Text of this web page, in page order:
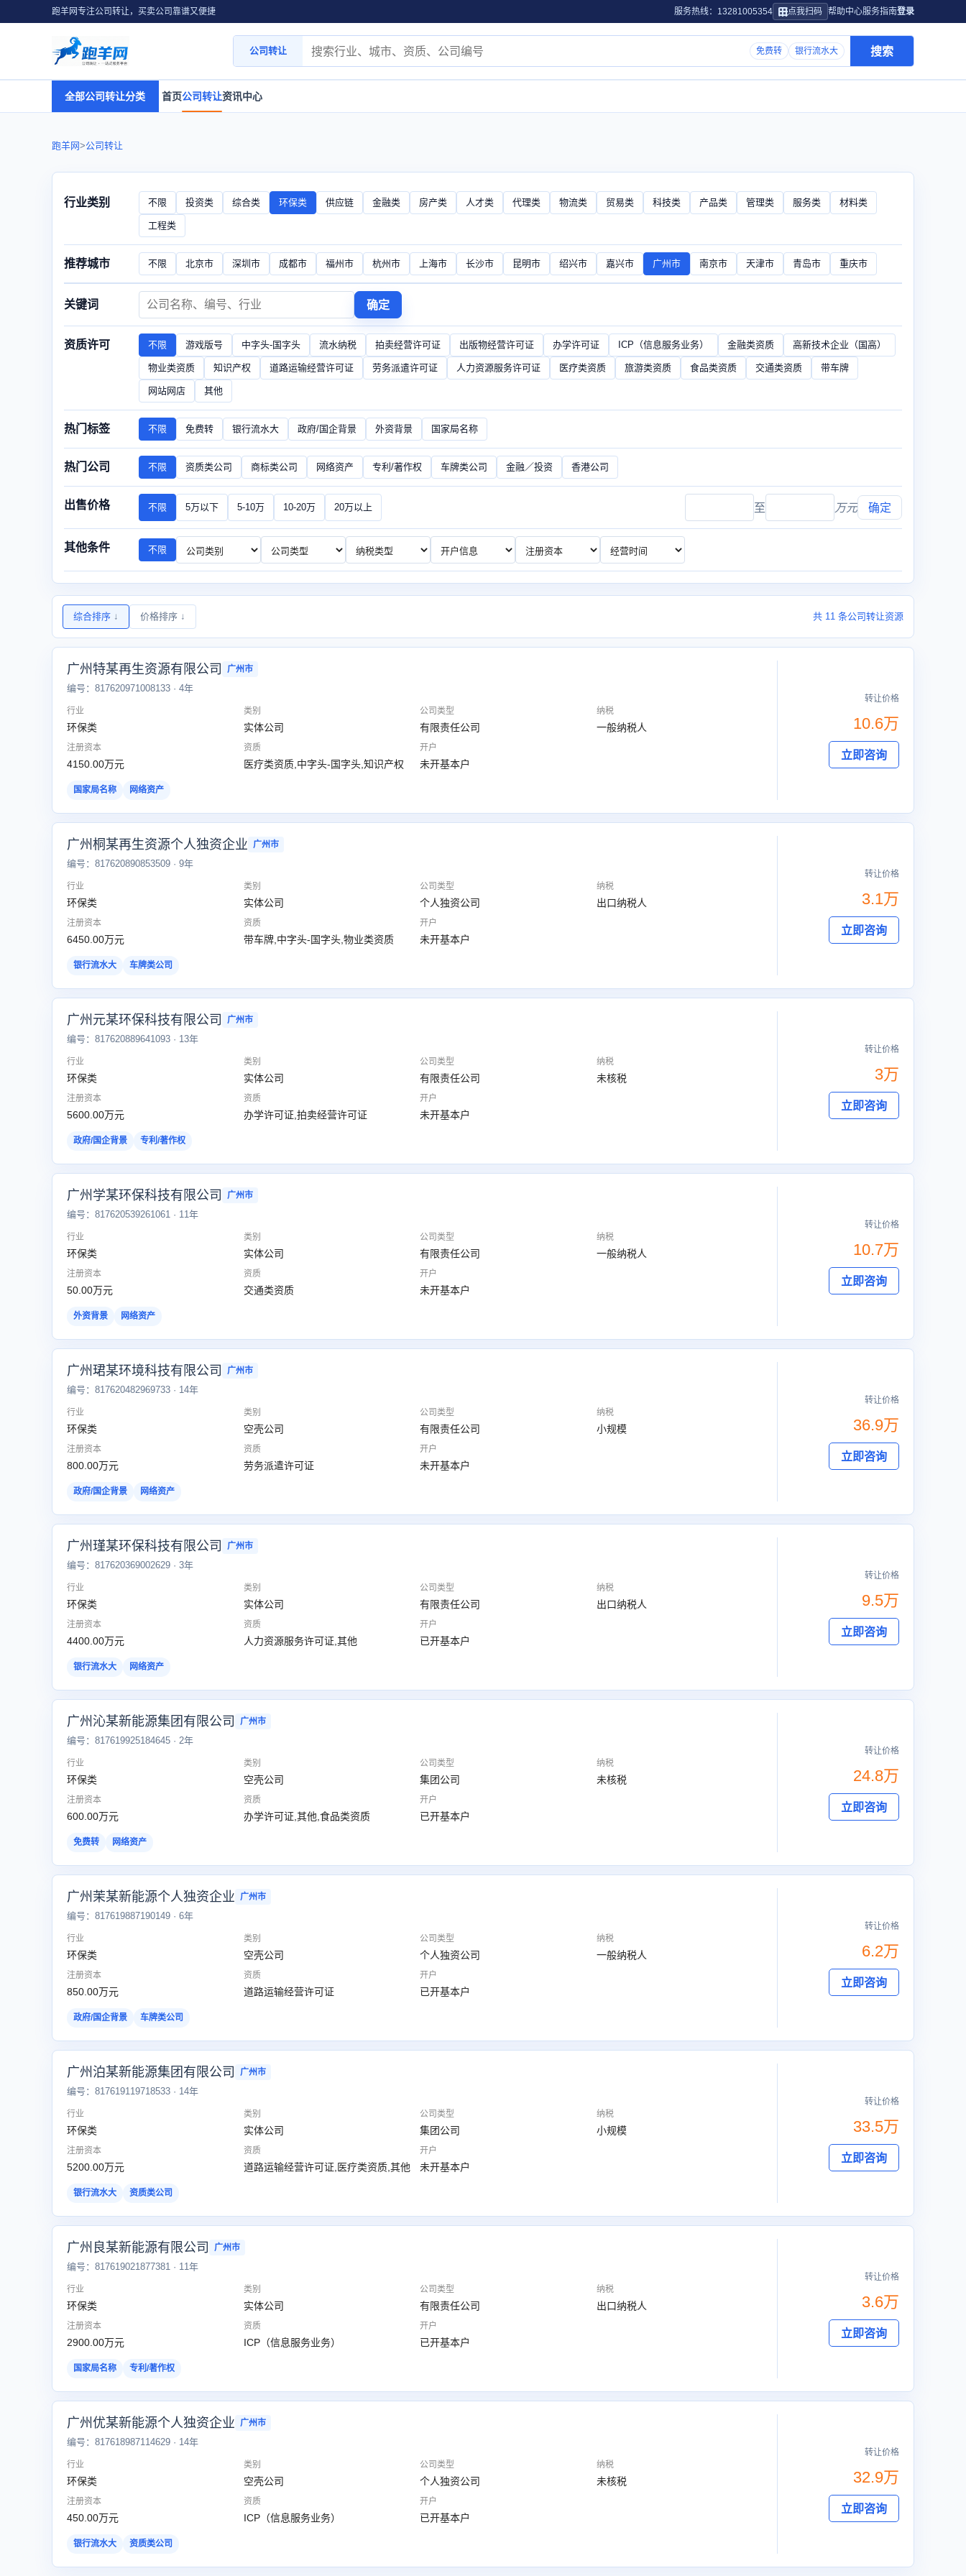
跑羊网专注公司转让，买卖公司靠谱又便捷 服务热线：13281005354 点我扫码 帮助中心服务指南登录
公司转让 免费转 银行流水大 搜索
全部公司转让分类 首页公司转让资讯中心
跑羊网>公司转让
行业类别 不限 投资类 综合类 环保类 供应链 金融类 房产类 人才类 代理类 物流类 贸易类 科技类 产品类 管理类 服务类 材料类
工程类
推荐城市 不限 北京市 深圳市 成都市 福州市 杭州市 上海市 长沙市 昆明市 绍兴市 嘉兴市 广州市 南京市 天津市 青岛市 重庆市
关键词 确定
资质许可 不限 游戏版号 中字头-国字头 流水纳税 拍卖经营许可证 出版物经营许可证 办学许可证 ICP（信息服务业务） 金融类资质 高新技术企业（国高）
物业类资质 知识产权 道路运输经营许可证 劳务派遣许可证 人力资源服务许可证 医疗类资质 旅游类资质 食品类资质 交通类资质 带车牌
网站网店 其他
热门标签 不限 免费转 银行流水大 政府/国企背景 外资背景 国家局名称
热门公司 不限 资质类公司 商标类公司 网络资产 专利/著作权 车牌类公司 金融／投资 香港公司
出售价格 不限 5万以下 5-10万 10-20万 20万以上 至 万元 确定
其他条件 不限
综合排序 ↓ 价格排序 ↓ 共 11 条公司转让资源
广州特某再生资源有限公司 广州市
编号：817620971008133 · 4年
行业
环保类
类别
实体公司
公司类型
有限责任公司
纳税
一般纳税人
注册资本
4150.00万元
资质
医疗类资质,中字头-国字头,知识产权
开户
未开基本户
国家局名称 网络资产
转让价格
10.6万
立即咨询
广州桐某再生资源个人独资企业 广州市
编号：817620890853509 · 9年
行业
环保类
类别
实体公司
公司类型
个人独资公司
纳税
出口纳税人
注册资本
6450.00万元
资质
带车牌,中字头-国字头,物业类资质
开户
未开基本户
银行流水大 车牌类公司
转让价格
3.1万
立即咨询
广州元某环保科技有限公司 广州市
编号：817620889641093 · 13年
行业
环保类
类别
实体公司
公司类型
有限责任公司
纳税
未核税
注册资本
5600.00万元
资质
办学许可证,拍卖经营许可证
开户
未开基本户
政府/国企背景 专利/著作权
转让价格
3万
立即咨询
广州学某环保科技有限公司 广州市
编号：817620539261061 · 11年
行业
环保类
类别
实体公司
公司类型
有限责任公司
纳税
一般纳税人
注册资本
50.00万元
资质
交通类资质
开户
未开基本户
外资背景 网络资产
转让价格
10.7万
立即咨询
广州珺某环境科技有限公司 广州市
编号：817620482969733 · 14年
行业
环保类
类别
空壳公司
公司类型
有限责任公司
纳税
小规模
注册资本
800.00万元
资质
劳务派遣许可证
开户
未开基本户
政府/国企背景 网络资产
转让价格
36.9万
立即咨询
广州瑾某环保科技有限公司 广州市
编号：817620369002629 · 3年
行业
环保类
类别
实体公司
公司类型
有限责任公司
纳税
出口纳税人
注册资本
4400.00万元
资质
人力资源服务许可证,其他
开户
已开基本户
银行流水大 网络资产
转让价格
9.5万
立即咨询
广州沁某新能源集团有限公司 广州市
编号：817619925184645 · 2年
行业
环保类
类别
空壳公司
公司类型
集团公司
纳税
未核税
注册资本
600.00万元
资质
办学许可证,其他,食品类资质
开户
已开基本户
免费转 网络资产
转让价格
24.8万
立即咨询
广州茉某新能源个人独资企业 广州市
编号：817619887190149 · 6年
行业
环保类
类别
空壳公司
公司类型
个人独资公司
纳税
一般纳税人
注册资本
850.00万元
资质
道路运输经营许可证
开户
已开基本户
政府/国企背景 车牌类公司
转让价格
6.2万
立即咨询
广州泊某新能源集团有限公司 广州市
编号：817619119718533 · 14年
行业
环保类
类别
实体公司
公司类型
集团公司
纳税
小规模
注册资本
5200.00万元
资质
道路运输经营许可证,医疗类资质,其他
开户
未开基本户
银行流水大 资质类公司
转让价格
33.5万
立即咨询
广州良某新能源有限公司 广州市
编号：817619021877381 · 11年
行业
环保类
类别
实体公司
公司类型
有限责任公司
纳税
出口纳税人
注册资本
2900.00万元
资质
ICP（信息服务业务）
开户
已开基本户
国家局名称 专利/著作权
转让价格
3.6万
立即咨询
广州优某新能源个人独资企业 广州市
编号：817618987114629 · 14年
行业
环保类
类别
空壳公司
公司类型
个人独资公司
纳税
未核税
注册资本
450.00万元
资质
ICP（信息服务业务）
开户
已开基本户
银行流水大 资质类公司
转让价格
32.9万
立即咨询